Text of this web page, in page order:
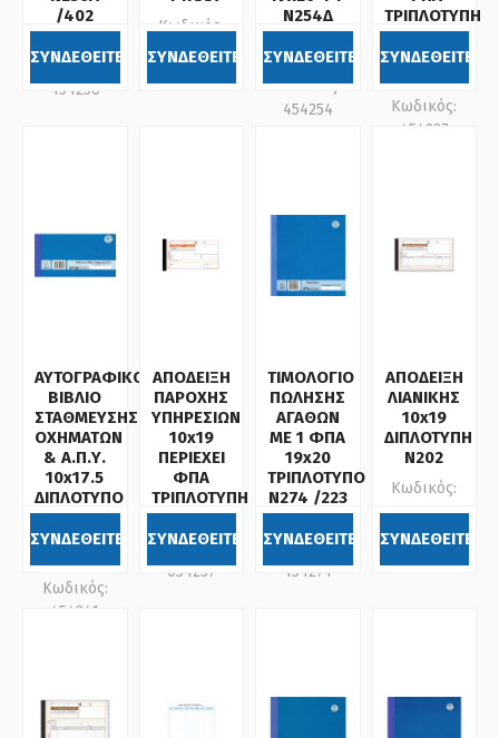
/402
PEPICO
Κωδικός:
454236
ΣΥΝΔΕΘΕΙΤΕ
Κωδικός:
054393
ΣΥΝΔΕΘΕΙΤΕ
Ν254Δ
/298
PEPICO
Κωδικός:
454254
ΣΥΝΔΕΘΕΙΤΕ
ΤΡΙΠΛΟΤΥΠΗ
Ν237
/463
Κωδικός:
454237
ΣΥΝΔΕΘΕΙΤΕ
ΑΥΤΟΓΡΑΦΙΚΟ
ΒΙΒΛΙΟ
ΣΤΑΘΜΕΥΣΗΣ
ΟΧΗΜΑΤΩΝ
& Α.Π.Υ.
10x17.5
ΔΙΠΛΟΤΥΠΟ
Ν241Β
/412
Κωδικός:
454341
ΣΥΝΔΕΘΕΙΤΕ
ΑΠΟΔΕΙΞΗ
ΠΑΡΟΧΗΣ
ΥΠΗΡΕΣΙΩΝ
10x19
ΠΕΡΙΕΧΕΙ
ΦΠΑ
ΤΡΙΠΛΟΤΥΠΗ
Ν237
Κωδικός:
054237
ΣΥΝΔΕΘΕΙΤΕ
ΤΙΜΟΛΟΓΙΟ
ΠΩΛΗΣΗΣ
ΑΓΑΘΩΝ
ΜΕ 1 ΦΠΑ
19x20
ΤΡΙΠΛΟΤΥΠΟ
Ν274 /223
PEPICO
Κωδικός:
454274
ΣΥΝΔΕΘΕΙΤΕ
ΑΠΟΔΕΙΞΗ
ΛΙΑΝΙΚΗΣ
10x19
ΔΙΠΛΟΤΥΠΗ
Ν202
Κωδικός:
054202
ΣΥΝΔΕΘΕΙΤΕ